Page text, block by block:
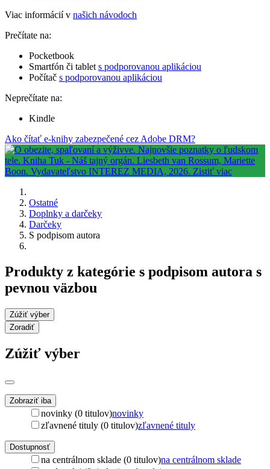
Viac informácií v našich návodoch
Prečítate na:
Pocketbook
Smartfón či tablet s podporovanou aplikáciou
Počítač s podporovanou aplikáciou
Neprečítate na:
Kindle
Ako čítať e-knihy zabezpečené cez Adobe DRM?
Ostatné
Doplnky a darčeky
Darčeky
S podpisom autora
Produkty z kategórie s podpisom autora s
pevnou väzbou
Zúžiť výber
Zoradiť
Zúžiť výber
Zobraziť iba
novinky (0 titulov)novinky
zľavnené tituly (0 titulov)zľavnené tituly
Dostupnosť
na centrálnom sklade (0 titulov)na centrálnom sklade